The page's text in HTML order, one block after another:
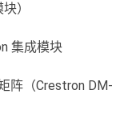
）
集成模块
阵（Crestron DM-